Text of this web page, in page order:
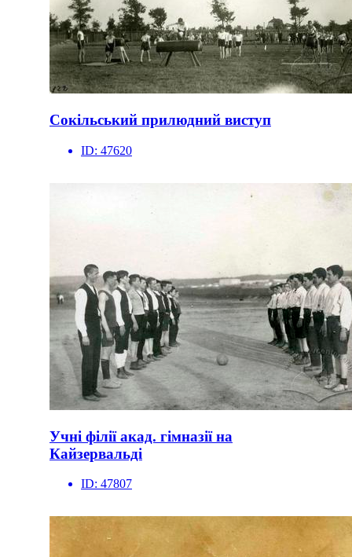
Сокільський прилюдний виступ
ID: 47620
Учні філії акад. гімназії на
Кайзервальді
ID: 47807